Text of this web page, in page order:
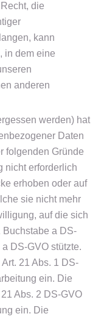
die
kann
in dem eine
anderen
werden) hat
Daten
folgenden Gründe
nicht erforderlich
erhoben oder auf
sie nicht mehr
auf die sich
Buchstabe a DS-
DS-GVO stützte.
21 Abs. 1 DS-
ein. Die
Abs. 2 DS-GVO
ein. Die